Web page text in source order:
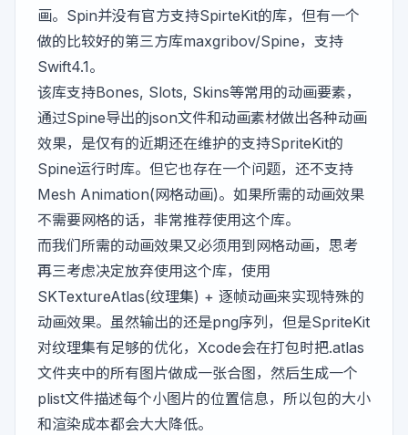
画。Spin并没有官方支持SpirteKit的库，但有一个
做的比较好的第三方库maxgribov/Spine，支持
Swift4.1。
该库支持Bones, Slots, Skins等常用的动画要素，
通过Spine导出的json文件和动画素材做出各种动画
效果，是仅有的近期还在维护的支持SpriteKit的
Spine运行时库。但它也存在一个问题，还不支持
Mesh Animation(网格动画)。如果所需的动画效果
不需要网格的话，非常推荐使用这个库。
而我们所需的动画效果又必须用到网格动画，思考
再三考虑决定放弃使用这个库，使用
SKTextureAtlas(纹理集) + 逐帧动画来实现特殊的
动画效果。虽然输出的还是png序列，但是SpriteKit
对纹理集有足够的优化，Xcode会在打包时把.atlas
文件夹中的所有图片做成一张合图，然后生成一个
plist文件描述每个小图片的位置信息，所以包的大小
和渲染成本都会大大降低。